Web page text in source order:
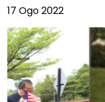
17 Ogo 2022